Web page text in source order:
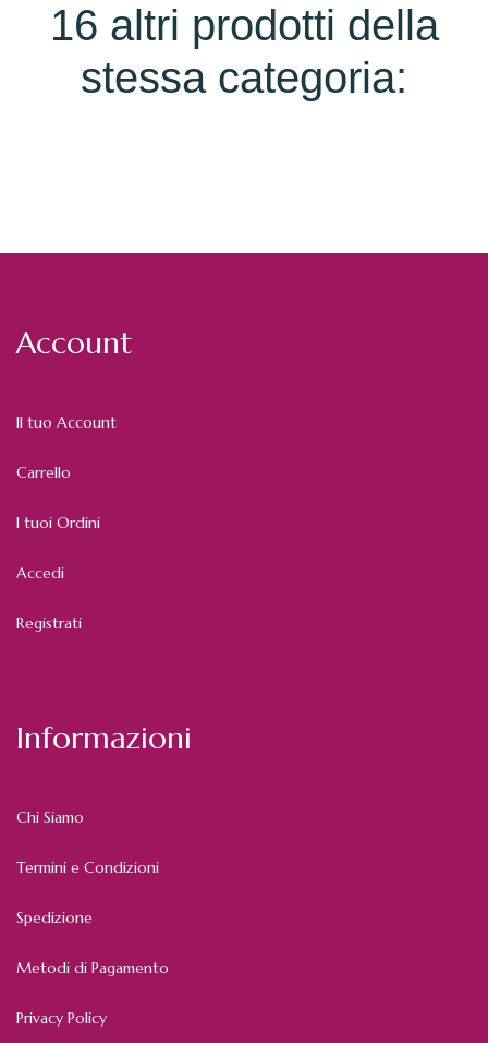
16 altri prodotti della
stessa categoria:
Account
Il tuo Account
Carrello
I tuoi Ordini
Accedi
Registrati
Informazioni
Chi Siamo
Termini e Condizioni
Spedizione
Metodi di Pagamento
Privacy Policy